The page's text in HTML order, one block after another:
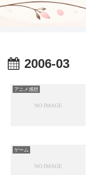
2006-03
アニメ感想
ゲーム